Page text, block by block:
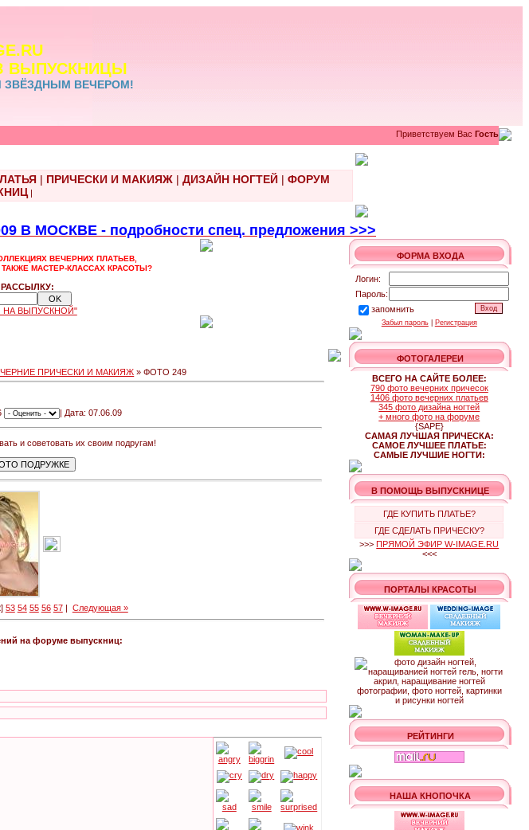
ВЫПУСКНИЦЫ
ВЕЧЕРОМ!
Приветствуем Вас Гость
| ПРИЧЕСКИ И МАКИЯЖ| ДИЗАЙН НОГТЕЙ| ФОРУМ
|
МОСКВЕ - подробности спец. предложения >>>
ВЕЧЕРНИХ ПЛАТЬЕВ,
МАСТЕР-КЛАССАХ КРАСОТЫ?
НА ВЫПУСКНОЙ"
ПРИЧЕСКИ И МАКИЯЖ » ФОТО 249
| Дата: 07.06.09
и советовать их своим подругам!
] 53 54 55 56 57| Следующая »
на форуме выпускниц:
ФОРМА ВХОДА
Логин:
Пароль:
запомнить
Забыл пароль| Регистрация
ФОТОГАЛЕРЕИ
ВСЕГО НА САЙТЕ БОЛЕЕ:
790 фото вечерних причесок
1406 фото вечерних платьев
345 фото дизайна ногтей
+ много фото на форуме
{SAPE}
САМАЯ ЛУЧШАЯ ПРИЧЕСКА:
САМОЕ ЛУЧШЕЕ ПЛАТЬЕ:
САМЫЕ ЛУЧШИЕ НОГТИ:
В ПОМОЩЬ ВЫПУСКНИЦЕ
ГДЕ КУПИТЬ ПЛАТЬЕ?
ГДЕ СДЕЛАТЬ ПРИЧЕСКУ?
>>>ПРЯМОЙ ЭФИР W-IMAGE.RU
<<<
ПОРТАЛЫ КРАСОТЫ
РЕЙТИНГИ
НАША КНОПОЧКА